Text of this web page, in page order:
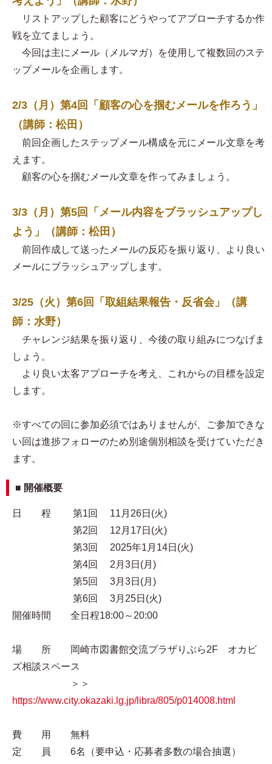
リストアップした顧客にどうやってアプローチするか作
戦を立てましょう。
今回は主にメール（メルマガ）を使用して複数回のステ
ップメールを企画します。
2/3（月）第4回「顧客の心を掴むメールを作ろう」
（講師：松田）
前回企画したステップメール構成を元にメール文章を考
えます。
顧客の心を掴むメール文章を作ってみましょう。
3/3（月）第5回「メール内容をブラッシュアップし
よう」（講師：松田）
前回作成して送ったメールの反応を振り返り、より良い
メールにブラッシュアップします。
3/25（火）第6回「取組結果報告・反省会」（講
師：水野）
チャレンジ結果を振り返り、今後の取り組みにつなげま
しょう。
より良い太客アプローチを考え、これからの目標を設定
します。
※すべての回に参加必須ではありませんが、ご参加できな
い回は進捗フォローのため別途個別相談を受けていただき
ます。
■ 開催概要
日 程 第1回 11月26日(火)
第2回 12月17日(火)
第3回 2025年1月14日(火)
第4回 2月3日(月)
第5回 3月3日(月)
第6回 3月25日(火)
開催時間 全日程18:00～20:00
場 所 岡崎市図書館交流プラザりぶら2F オカビ
ズ相談スペース
＞＞
https://www.city.okazaki.lg.jp/libra/805/p014008.html
費 用 無料
定 員 6名（要申込・応募者多数の場合抽選）